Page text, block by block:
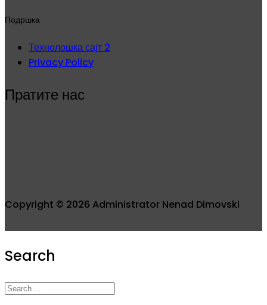
Подршка
Технолошка сајт 2
Privacy Policy
Пратите нас
Copyright © 2026 Administrator Nenad Dimovski
Search